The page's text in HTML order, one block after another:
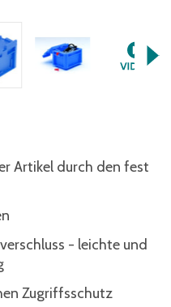
Artikel durch den fest
- leichte und
Zugriffsschutz